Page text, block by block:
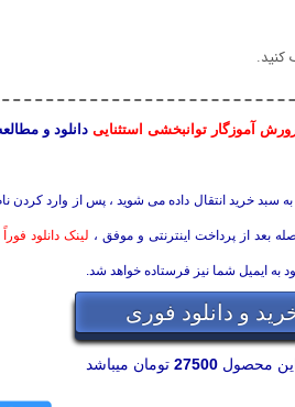
کنید.
آموزگار توانبخشی استثناییدانلود و
به سبد خرید انتقال داده می شوید ، پس از وارد کردن
بعد از پرداخت اینترنتی و موفق ، لینک دانلود فوراً
به ایمیل شما نیز فرستاده خواهد شد.
و دانلود فوری
محصول 27500تومان میباشد